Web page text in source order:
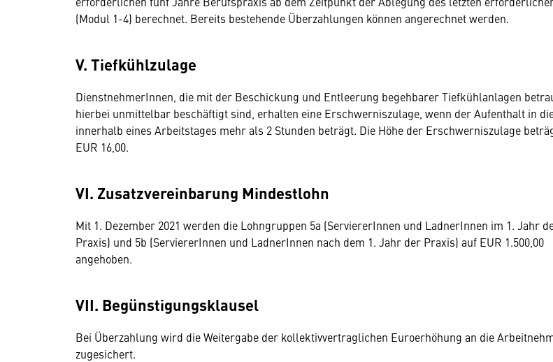
(Modul 1-4) berechnet. Bereits bestehende Überzahlungen können angerechnet werden.
V. Tiefkühlzulage
DienstnehmerInnen, die mit der Beschickung und Entleerung begehbarer Tiefkühlanlagen
hierbei unmittelbar beschäftigt sind, erhalten eine Erschwerniszulage, wenn der Aufenthalt in
innerhalb eines Arbeitstages mehr als 2 Stunden beträgt. Die Höhe der Erschwerniszulage
EUR 16,00.
VI. Zusatzvereinbarung Mindestlohn
Mit 1. Dezember 2021 werden die Lohngruppen 5a (ServiererInnen und LadnerInnen im 1. Jahr
Praxis) und 5b (ServiererInnen und LadnerInnen nach dem 1. Jahr der Praxis) auf EUR 1.500,00
angehoben.
VII. Begünstigungsklausel
Bei Überzahlung wird die Weitergabe der kollektivvertraglichen Euroerhöhung an die
zugesichert.